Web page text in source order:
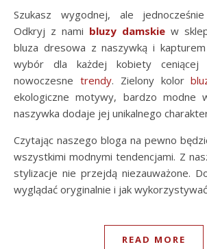
Szukasz wygodnej, ale
Odkryj z nami bluzy damskie w
bluza dresowa z naszywką i
wybór dla każdej kobiety
nowoczesne trendy. Zielony kolor
ekologiczne motywy, bardzo modne
naszywka dodaje jej unikalnego
Czytając naszego bloga na pewno
wszystkimi modnymi tendencjami. Z
stylizacje nie przejdą niezauważone.
wyglądać oryginalnie i jak
READ MORE